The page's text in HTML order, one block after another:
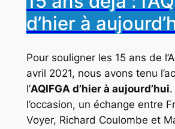
d’hier à
Pour souligner les 15 ans de
avril 2021, nous avons tenu
l’AQIFGA d’hier à aujourd’hui.
l’occasion, un échange entre
Voyer, Richard Coulombe et